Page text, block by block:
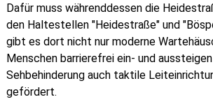
Dafür muss währenddessen die
den Haltestellen "Heidestraße" und
gibt es dort nicht nur moderne
Menschen barrierefrei ein- und
Sehbehinderung auch taktile
gefördert.